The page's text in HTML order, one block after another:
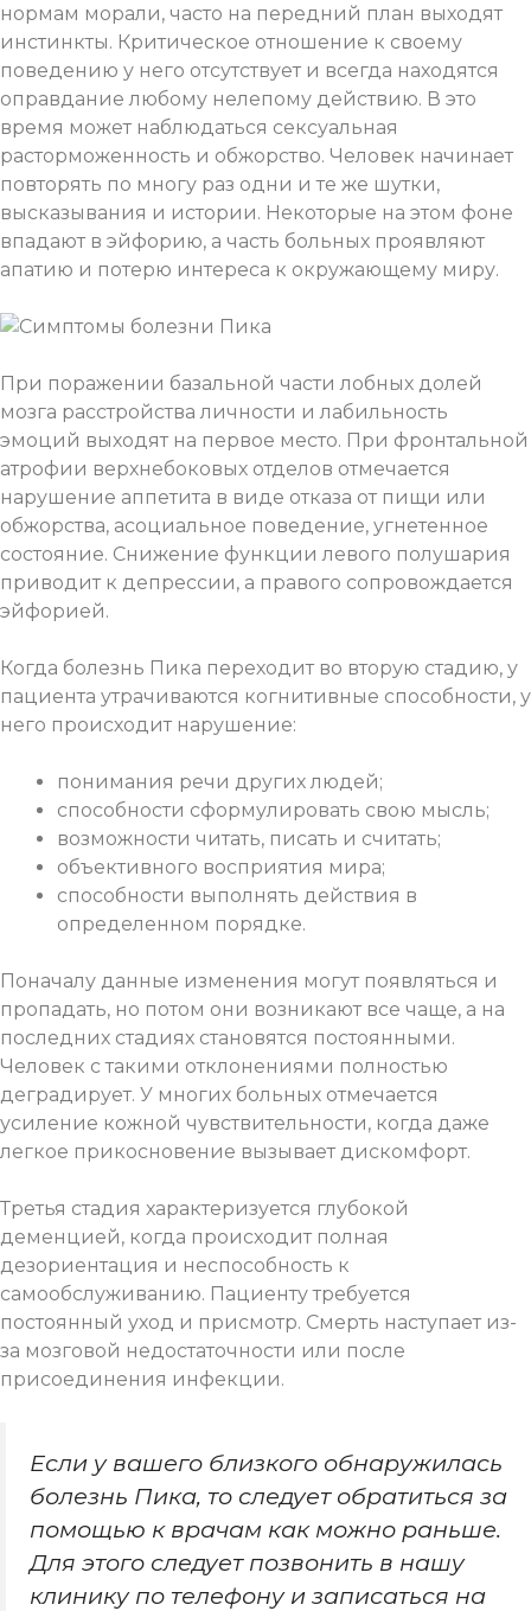
нормам морали, часто на передний план выходят
инстинкты. Критическое отношение к своему
поведению у него отсутствует и всегда находятся
оправдание любому нелепому действию. В это
время может наблюдаться сексуальная
расторможенность и обжорство. Человек начинает
повторять по многу раз одни и те же шутки,
высказывания и истории. Некоторые на этом фоне
впадают в эйфорию, а часть больных проявляют
апатию и потерю интереса к окружающему миру.
При поражении базальной части лобных долей
мозга расстройства личности и лабильность
эмоций выходят на первое место. При фронтальной
атрофии верхнебоковых отделов отмечается
нарушение аппетита в виде отказа от пищи или
обжорства, асоциальное поведение, угнетенное
состояние. Снижение функции левого полушария
приводит к депрессии, а правого сопровождается
эйфорией.
Когда болезнь Пика переходит во вторую стадию, у
пациента утрачиваются когнитивные способности, у
него происходит нарушение:
понимания речи других людей;
способности сформулировать свою мысль;
возможности читать, писать и считать;
объективного восприятия мира;
способности выполнять действия в
определенном порядке.
Поначалу данные изменения могут появляться и
пропадать, но потом они возникают все чаще, а на
последних стадиях становятся постоянными.
Человек с такими отклонениями полностью
деградирует. У многих больных отмечается
усиление кожной чувствительности, когда даже
легкое прикосновение вызывает дискомфорт.
Третья стадия характеризуется глубокой
деменцией, когда происходит полная
дезориентация и неспособность к
самообслуживанию. Пациенту требуется
постоянный уход и присмотр. Смерть наступает из-
за мозговой недостаточности или после
присоединения инфекции.
Если у вашего близкого обнаружилась
болезнь Пика, то следует обратиться за
помощью к врачам как можно раньше.
Для этого следует позвонить в нашу
клинику по телефону и записаться на